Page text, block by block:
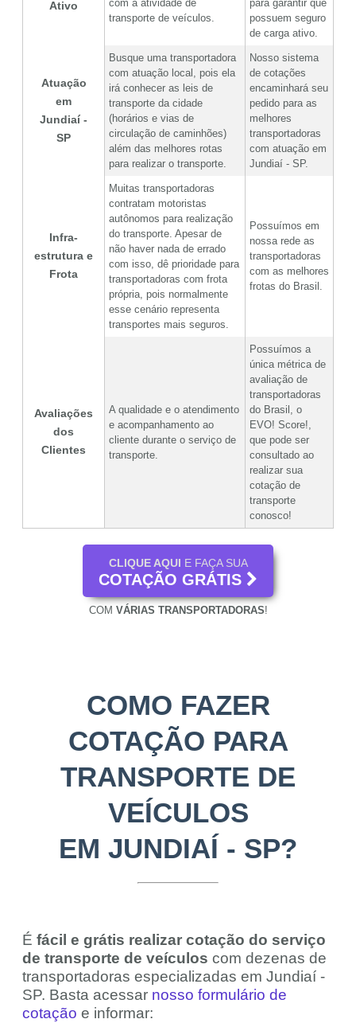
Ativo
com a atividade de
transporte de veículos.
para garantir que
possuem seguro
de carga ativo.
Atuação
em
Jundiaí -
SP
Busque uma transportadora
com atuação local, pois ela
irá conhecer as leis de
transporte da cidade
(horários e vias de
circulação de caminhões)
além das melhores rotas
para realizar o transporte.
Nosso sistema
de cotações
encaminhará seu
pedido para as
melhores
transportadoras
com atuação em
Jundiaí - SP.
Infra-
estrutura e
Frota
Muitas transportadoras
contratam motoristas
autônomos para realização
do transporte. Apesar de
não haver nada de errado
com isso, dê prioridade para
transportadoras com frota
própria, pois normalmente
esse cenário representa
transportes mais seguros.
Possuímos em
nossa rede as
transportadoras
com as melhores
frotas do Brasil.
Avaliações
dos
Clientes
A qualidade e o atendimento
e acompanhamento ao
cliente durante o serviço de
transporte.
Possuímos a
única métrica de
avaliação de
transportadoras
do Brasil, o
EVO! Score!,
que pode ser
consultado ao
realizar sua
cotação de
transporte
conosco!
CLIQUE AQUI E FAÇA SUA
COTAÇÃO GRÁTIS
COM VÁRIAS TRANSPORTADORAS!
COMO FAZER
COTAÇÃO PARA
TRANSPORTE DE
VEÍCULOS
EM JUNDIAÍ - SP?
É fácil e grátis realizar cotação do serviço
de transporte de veículos com dezenas de
transportadoras especializadas em Jundiaí -
SP. Basta acessar nosso formulário de
cotação e informar: